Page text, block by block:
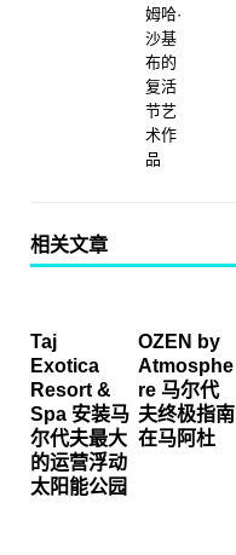
姆哈·
沙基
布的
复活
节艺
术作
品
相关文章
Taj
Exotica
Resort &
Spa 安装马
尔代夫最大
的运营浮动
太阳能公园
OZEN by
Atmosphe
re 马尔代
夫终极指南
在马阿杜